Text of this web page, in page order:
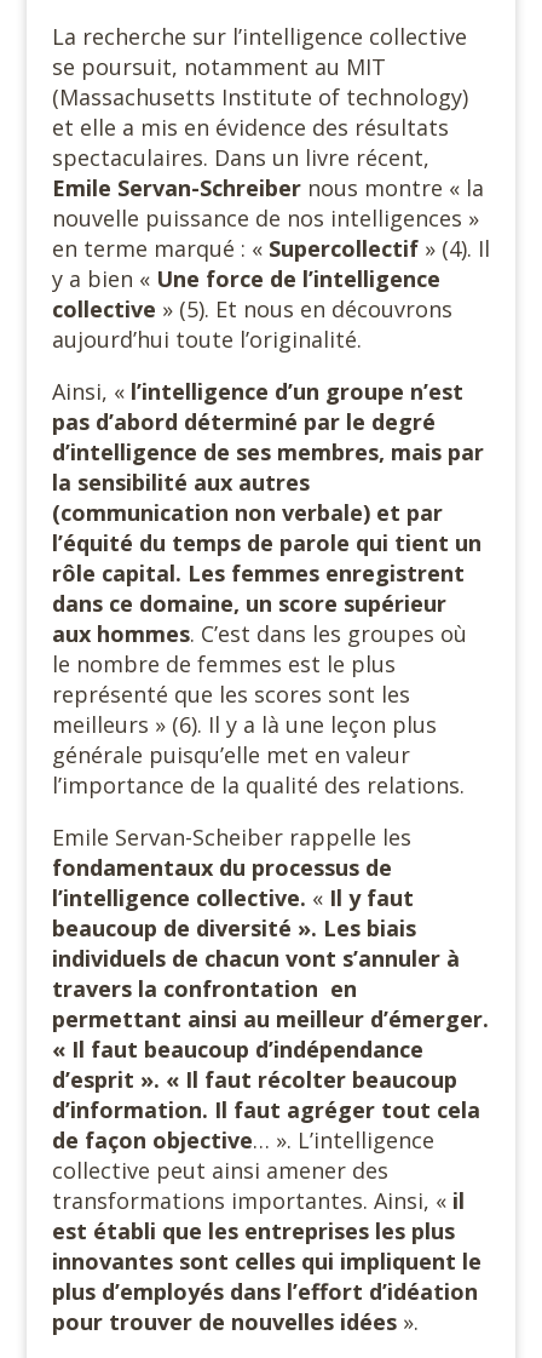
La recherche sur l’intelligence collective
se poursuit, notamment au MIT
(Massachusetts Institute of technology)
et elle a mis en évidence des résultats
spectaculaires. Dans un livre récent,
Emile Servan-Schreibernous montre « la
nouvelle puissance de nos intelligences »
en terme marqué : « Supercollectif » (4). Il
y a bien « Une force de l’intelligence
collective » (5). Et nous en découvrons
aujourd’hui toute l’originalité.
Ainsi, « l’intelligence d’un groupe n’est
pas d’abord déterminé par le degré
d’intelligence de ses membres, mais par
la sensibilité aux autres
(communication non verbale) et par
l’équité du temps de parole qui tient un
rôle capital. Les femmes enregistrent
dans ce domaine, un score supérieur
aux hommes. C’est dans les groupes où
le nombre de femmes est le plus
représenté que les scores sont les
meilleurs » (6). Il y a là une leçon plus
générale puisqu’elle met en valeur
l’importance de la qualité des relations.
Emile Servan-Scheiber rappelle les
fondamentaux du processus de
l’intelligence collective. « Il y faut
beaucoup de diversité ». Les biais
individuels de chacun vont s’annuler à
travers la confrontation en
permettant ainsi au meilleur d’émerger.
« Il faut beaucoup d’indépendance
d’esprit ». « Il faut récolter beaucoup
d’information. Il faut agréger tout cela
de façon objective… ». L’intelligence
collective peut ainsi amener des
transformations importantes. Ainsi, « il
est établi que les entreprises les plus
innovantes sont celles qui impliquent le
plus d’employés dans l’effort d’idéation
pour trouver de nouvelles idées ».